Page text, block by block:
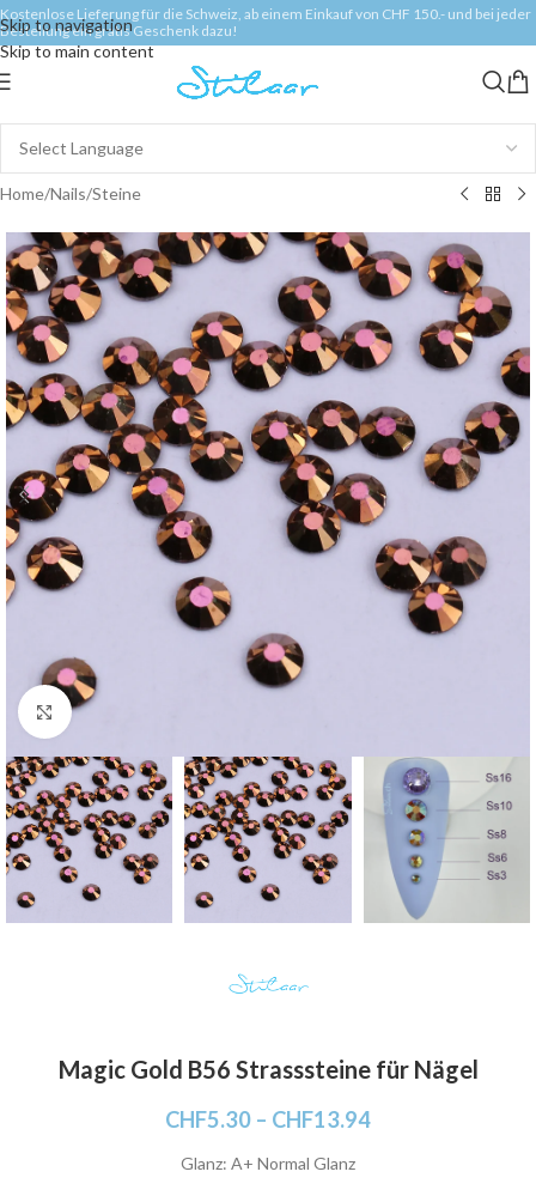
Skip to navigation
Skip to main content
Kostenlose Lieferung für die Schweiz, ab einem Einkauf von CHF 150.- und bei jeder
Bestellung ein gratis Geschenk dazu!
Home/Nails/Steine
Click to enlarge
Magic Gold B56 Strasssteine für Nägel
CHF5.30 – CHF13.94
Glanz: A+ Normal Glanz